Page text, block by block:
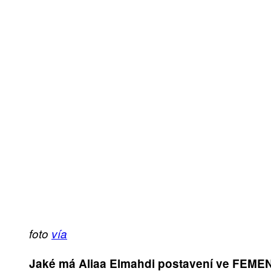
foto vía
Jaké má Aliaa Elmahdi postavení ve